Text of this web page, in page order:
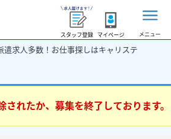
スタッフ登録 マイページ メニュー
遣求人多数！お仕事探しはキャリステ
されたか、募集を終了しております。